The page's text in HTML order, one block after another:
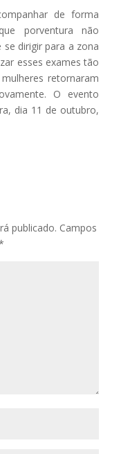
de forma
porventura não
dirigir para a zona
esses exames tão
retornaram
O evento
dia 11 de outubro,
publicado. Campos